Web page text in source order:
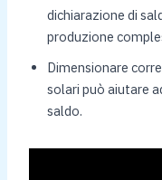
dichiarazione di
produzione
Dimensionare
solari può aiutare
saldo.